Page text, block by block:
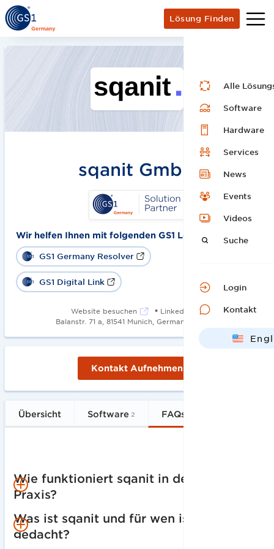
Lösung Finden
Alle
Software
Hardware
Services
News
Events
Videos
Suche
Login
Kontakt
Übersicht Software 2 FAQs
Wie funktioniert sqanit in der
Praxis?
Techniker scannen einen GS1-konformen QR-Code
direkt am Gerät und haben sofort Zugriff auf alle
Was ist sqanit und für wen ist es
gedacht?
sqanit GmbH
Wir helfen Ihnen mit folgenden GS1 Lösungen:
GS1 Germany Resolver
GS1 Digital Link
Website besuchen • LinkedIn
Balanstr. 71 a, 81541 Munich, Germany
Kontakt Aufnehmen